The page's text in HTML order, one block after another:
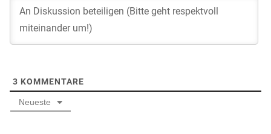
3 KOMMENTARE
Neueste